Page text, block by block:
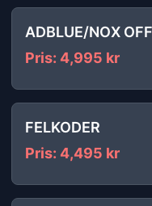
ADBLUE/NOX OFF
Pris: 4,995 kr
FELKODER
Pris: 4,495 kr